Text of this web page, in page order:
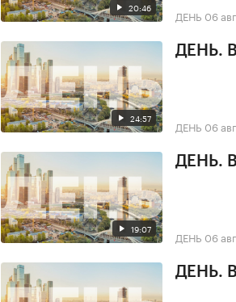
20:46 ДЕНЬ 06
24:57
ДЕНЬ.
ДЕНЬ 06
19:07
ДЕНЬ.
ДЕНЬ 06
ДЕНЬ.